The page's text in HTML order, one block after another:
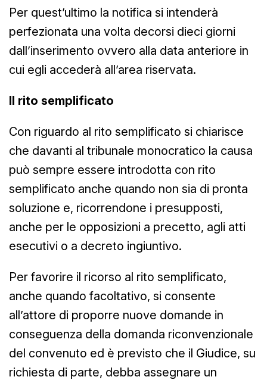
Per quest’ultimo la notifica si intenderà
perfezionata una volta decorsi dieci giorni
dall’inserimento ovvero alla data anteriore in
cui egli accederà all’area riservata.
Il rito semplificato
Con riguardo al rito semplificato si chiarisce
che davanti al tribunale monocratico la causa
può sempre essere introdotta con rito
semplificato anche quando non sia di pronta
soluzione e, ricorrendone i presupposti,
anche per le opposizioni a precetto, agli atti
esecutivi o a decreto ingiuntivo.
Per favorire il ricorso al rito semplificato,
anche quando facoltativo, si consente
all’attore di proporre nuove domande in
conseguenza della domanda riconvenzionale
del convenuto ed è previsto che il Giudice, su
richiesta di parte, debba assegnare un